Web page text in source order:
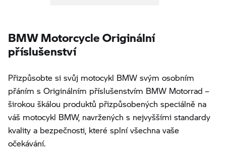
BMW Motorcycle Originální
příslušenství
Přizpůsobte si svůj motocykl BMW svým osobním
přáním s Originálním příslušenstvím BMW Motorrad –
širokou škálou produktů přizpůsobených speciálně na
váš motocykl BMW, navržených s nejvyššími standardy
kvality a bezpečnosti, které splní všechna vaše
očekávání.